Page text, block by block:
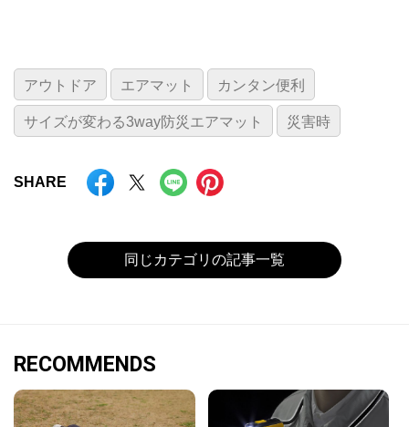
アウトドア エアマット カンタン便利
サイズが変わる3way防災エアマット 災害時
SHARE
同じカテゴリの記事一覧
RECOMMENDS